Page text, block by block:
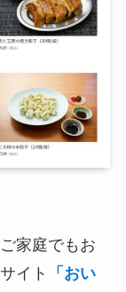
家庭でもお
イト
「おい